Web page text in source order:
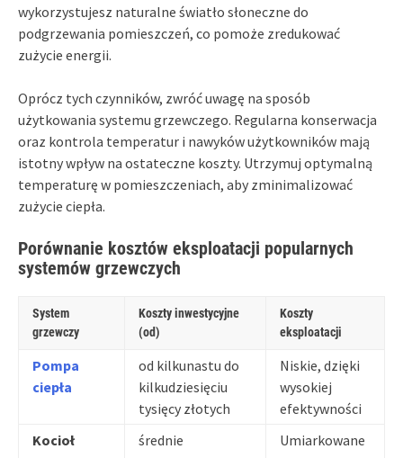
wykorzystujesz naturalne światło słoneczne do
podgrzewania pomieszczeń, co pomoże zredukować
zużycie energii.
Oprócz tych czynników, zwróć uwagę na sposób
użytkowania systemu grzewczego. Regularna konserwacja
oraz kontrola temperatur i nawyków użytkowników mają
istotny wpływ na ostateczne koszty. Utrzymuj optymalną
temperaturę w pomieszczeniach, aby zminimalizować
zużycie ciepła.
Porównanie kosztów eksploatacji popularnych
systemów grzewczych
System
grzewczy
Koszty inwestycyjne
(od)
Koszty
eksploatacji
Pompa
ciepła
od kilkunastu do
kilkudziesięciu
tysięcy złotych
Niskie, dzięki
wysokiej
efektywności
Kocioł
średnie Umiarkowane